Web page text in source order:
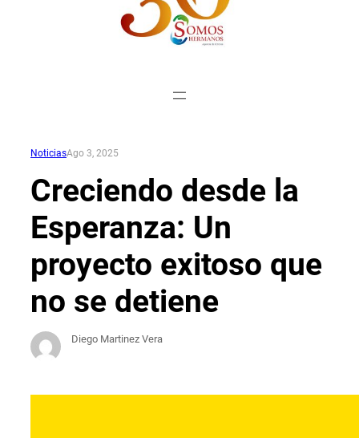
NoticiasAgo 3, 2025
Creciendo desde la
Esperanza: Un
proyecto exitoso que
no se detiene
Diego Martinez Vera